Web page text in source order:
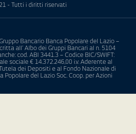
- Tutti i diritti riservati
Bancario Banca Popolare del Lazio –
all’ Albo dei Gruppi Bancari al n. 5104
cod. ABI 3441.3 – Codice BIC/SWIFT:
sociale € 14.372.246,00 i.v. Aderente al
dei Depositi e al Fondo Nazionale di
Popolare del Lazio Soc. Coop. per Azioni